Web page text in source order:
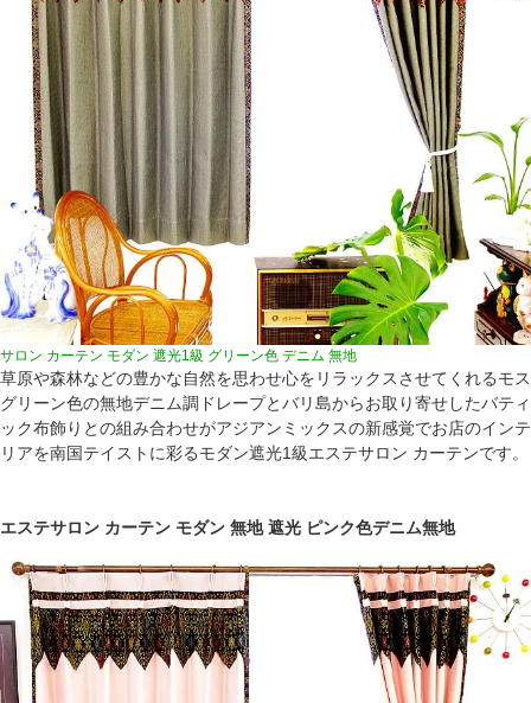
サロン カーテン モダン 遮光1級 グリーン色 デニム 無地
草原や森林などの豊かな自然を思わせ心をリラックスさせてくれるモス
グリーン色の無地デニム調ドレープとバリ島からお取り寄せしたバティ
ック布飾りとの組み合わせがアジアンミックスの新感覚でお店のインテ
リアを南国テイストに彩るモダン遮光1級エステサロン カーテンです。
エステサロン カーテン モダン 無地 遮光 ピンク色デニム無地